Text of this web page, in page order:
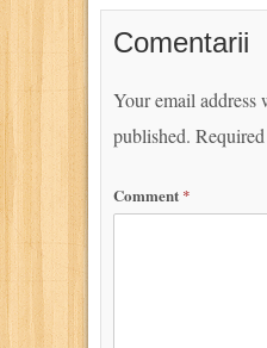
Comentarii
Your email address
published.
Comment *